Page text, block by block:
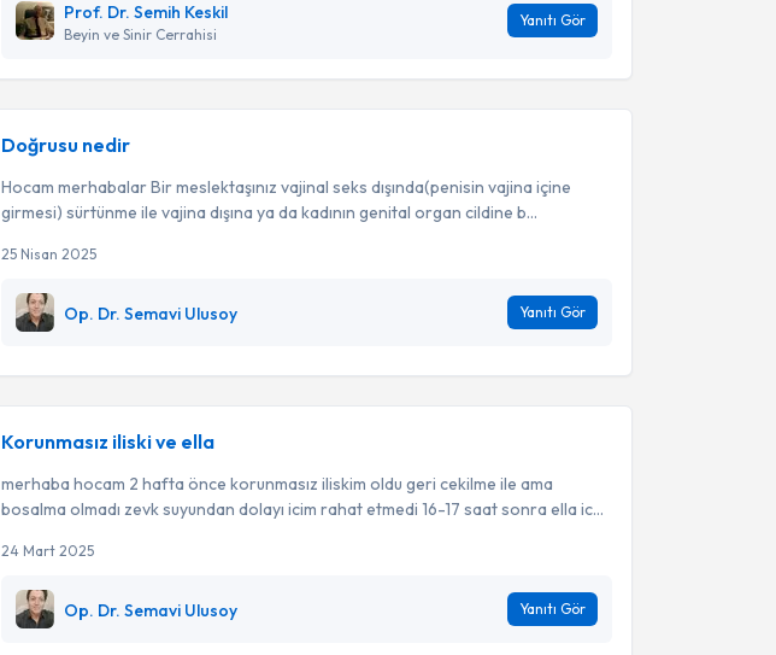
Prof. Dr. Semih Keskil
Beyin ve Sinir Cerrahisi
Yanıtı Gör
Doğrusu nedir
Hocam merhabalar Bir meslektaşınız vajinal seks dışında(penisin vajina içine
girmesi) sürtünme ile vajina dışına ya da kadının genital organ cildine b...
25 Nisan 2025
Op. Dr. Semavi Ulusoy Yanıtı Gör
Korunmasız iliski ve ella
merhaba hocam 2 hafta önce korunmasız iliskim oldu geri cekilme ile ama
bosalma olmadı zevk suyundan dolayı icim rahat etmedi 16-17 saat sonra ella ic...
24 Mart 2025
Op. Dr. Semavi Ulusoy Yanıtı Gör